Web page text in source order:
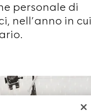
personale di
nell’anno in cui